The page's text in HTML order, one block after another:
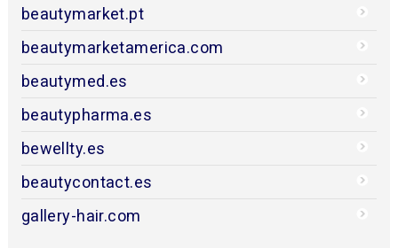
beautymarket.pt
beautymarketamerica.com
beautymed.es
beautypharma.es
bewellty.es
beautycontact.es
gallery-hair.com